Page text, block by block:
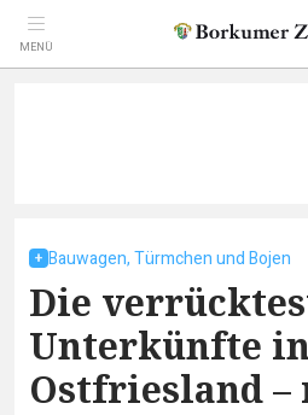
MENÜ
Bauwagen, Türmchen und Bojen
Die
Unterkünfte
Ostfriesland